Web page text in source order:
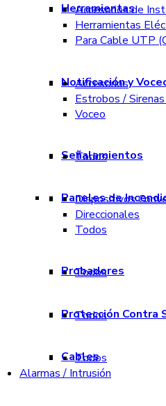
Herramientas
Accesorios de
Herramientas
Para Cable UTP
Notificación y
Accesorios
Estrobos /
Voceo
Señalamientos
Todos
Paneles de
Dispositivos
Direccionales
Todos
Probadores
Todos
Protección Contra
Todos
Cables
Todos
Alarmas / Intrusión